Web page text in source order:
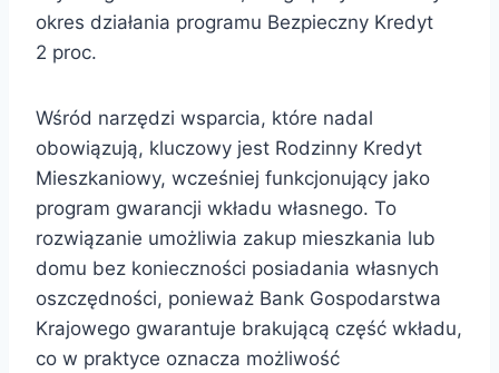
okres działania programu Bezpieczny Kredyt
2 proc.
Wśród narzędzi wsparcia, które nadal
obowiązują, kluczowy jest Rodzinny Kredyt
Mieszkaniowy, wcześniej funkcjonujący jako
program gwarancji wkładu własnego. To
rozwiązanie umożliwia zakup mieszkania lub
domu bez konieczności posiadania własnych
oszczędności, ponieważ Bank Gospodarstwa
Krajowego gwarantuje brakującą część wkładu,
co w praktyce oznacza możliwość